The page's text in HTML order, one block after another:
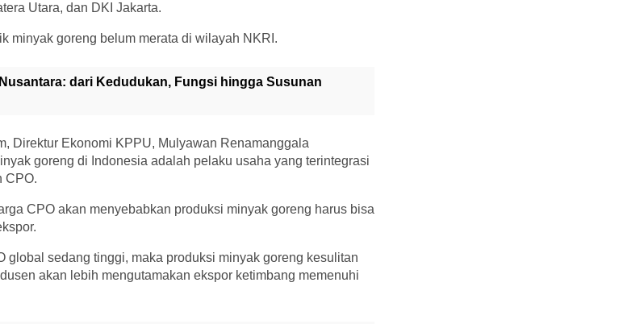
Utara, dan DKI Jakarta.
minyak goreng belum merata di wilayah NKRI.
dari Kedudukan, Fungsi hingga Susunan
Direktur Ekonomi KPPU, Mulyawan Renamanggala
goreng di Indonesia adalah pelaku usaha yang terintegrasi
CPO.
CPO akan menyebabkan produksi minyak goreng harus bisa
global sedang tinggi, maka produksi minyak goreng kesulitan
akan lebih mengutamakan ekspor ketimbang memenuhi